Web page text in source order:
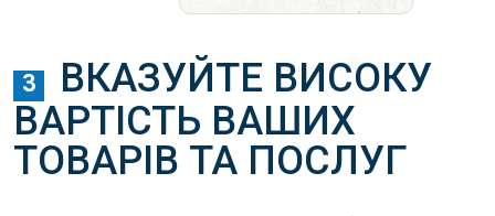
3
ВКАЗУЙТЕ ВИСОКУ
ВАРТІСТЬ ВАШИХ
ТОВАРІВ ТА ПОСЛУГ